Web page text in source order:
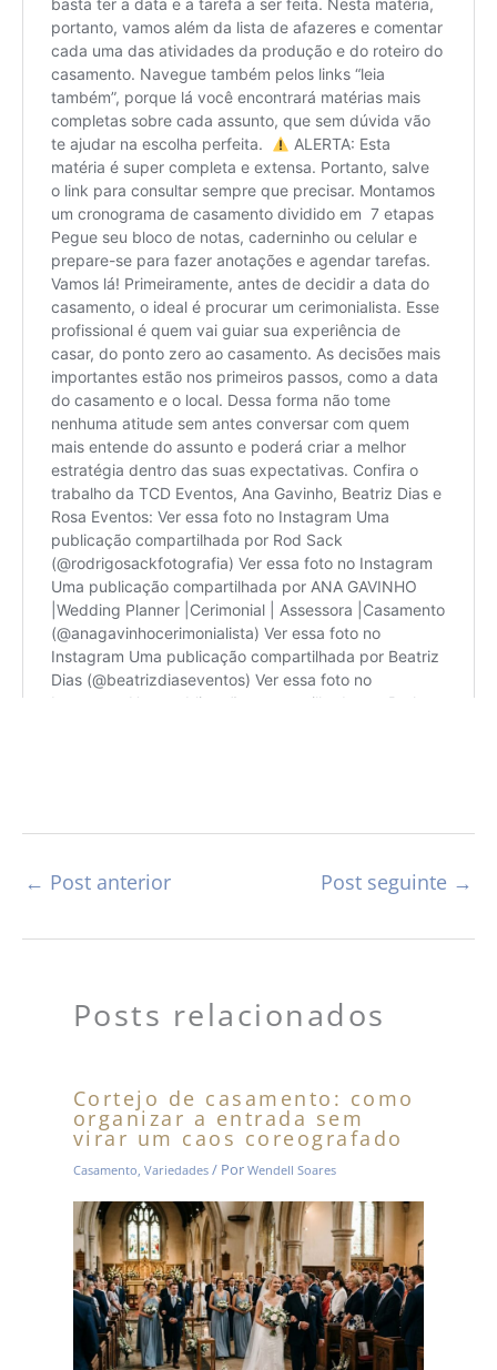
← Post anterior Post seguinte →
Posts relacionados
Cortejo de casamento: como
organizar a entrada sem
virar um caos coreografado
Casamento, Variedades/ Por Wendell Soares